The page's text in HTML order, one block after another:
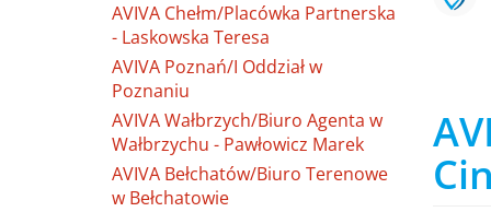
AVIVA Chełm/Placówka Partnerska
- Laskowska Teresa
AVIVA Poznań/I Oddział w
Poznaniu
AVIVA Wałbrzych/Biuro Agenta w
Wałbrzychu - Pawłowicz Marek
AVIVA Bełchatów/Biuro Terenowe
w Bełchatowie